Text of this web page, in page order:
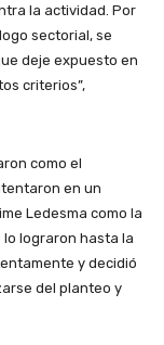
la actividad. Por
sectorial, se
deje expuesto en
criterios”,
como el
en un
Ledesma como la
lo lograron hasta la
y decidió
del planteo y